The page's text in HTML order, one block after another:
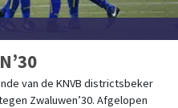
van de KNVB districtsbeker
Zwaluwen’30. Afgelopen